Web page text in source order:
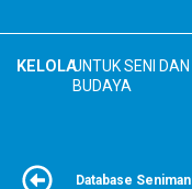
to
content
KELOLAUNTUK SENI DAN
BUDAYA
Database Seniman